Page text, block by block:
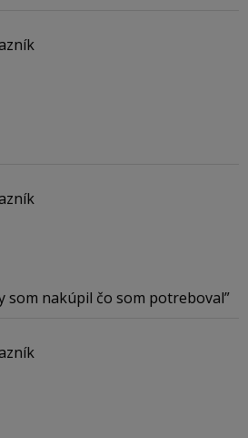
som nakúpil čo som potreboval